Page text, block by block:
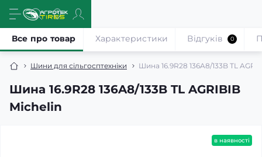
Шини для сільгосптехніки Шина 16.9R28 136A8/133B TL
Шина 16.9R28 136A8/133B TL AGRIBIB
Michelin
Все про товар Характеристики Відгуків 0
в наявності